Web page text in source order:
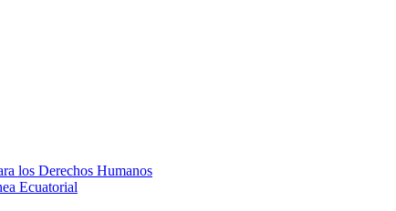
los Derechos Humanos
Ecuatorial